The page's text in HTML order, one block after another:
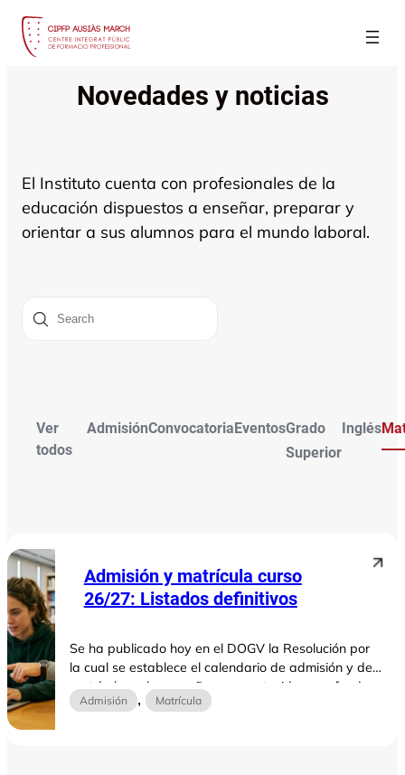
Saltar
Novedades y noticias
El Instituto cuenta con profesionales de la
educación dispuestos a enseñar, preparar y
orientar a sus alumnos para el mundo laboral.
Buscar
Ver
todos
AdmisiónConvocatoriaEventosGrado
Superior
Inglés
Admisión y matrícula curso
26/27: Listados definitivos
Se ha publicado hoy en el DOGV la Resolución por
la cual se establece el calendario de admisión y de
matrícula en las enseñanzas sostenidas con fondos
públicos de Formación Profesional para el curso
Admisión , Matrícula